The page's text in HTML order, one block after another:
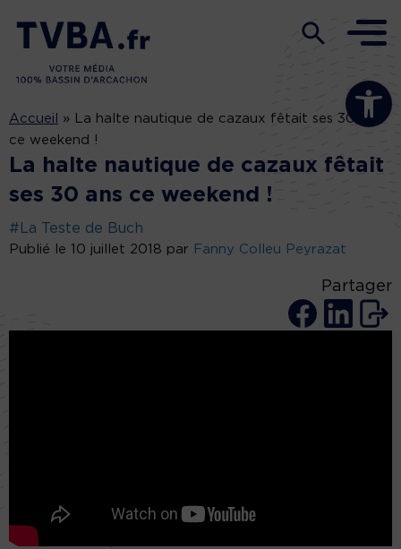
Ouvrir la
Accueil »
La halte nautique de cazaux fêtait ses 30 ans
ce weekend !
La halte nautique de cazaux fêtait
ses 30 ans ce weekend !
#La Teste de Buch
Publié le 10 juillet 2018 par Fanny Colleu Peyrazat
Partager